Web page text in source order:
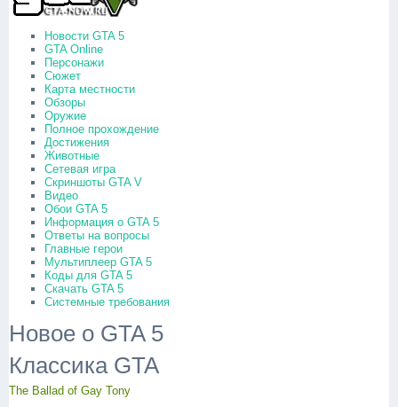
Новости GTA 5
GTA Online
Персонажи
Сюжет
Карта местности
Обзоры
Оружие
Полное прохождение
Достижения
Животные
Сетевая игра
Скриншоты GTA V
Видео
Обои GTA 5
Информация о GTA 5
Ответы на вопросы
Главные герои
Мультиплеер GTA 5
Коды для GTA 5
Скачать GTA 5
Системные требования
Новое о GTA 5
Классика GTA
The Ballad of Gay Tony